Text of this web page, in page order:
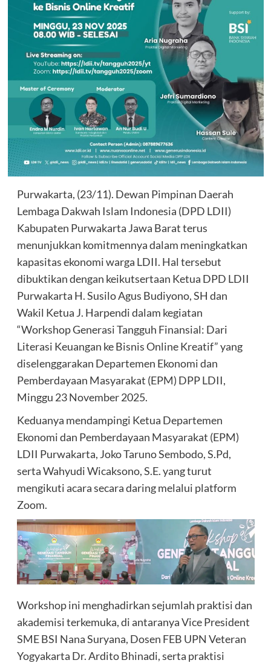
Purwakarta, (23/11). Dewan Pimpinan Daerah
Lembaga Dakwah Islam Indonesia (DPD LDII)
Kabupaten Purwakarta Jawa Barat terus
menunjukkan komitmennya dalam meningkatkan
kapasitas ekonomi warga LDII. Hal tersebut
dibuktikan dengan keikutsertaan Ketua DPD LDII
Purwakarta H. Susilo Agus Budiyono, SH dan
Wakil Ketua J. Harpendi dalam kegiatan
“Workshop Generasi Tangguh Finansial: Dari
Literasi Keuangan ke Bisnis Online Kreatif” yang
diselenggarakan Departemen Ekonomi dan
Pemberdayaan Masyarakat (EPM) DPP LDII,
Minggu 23 November 2025.
Keduanya mendampingi Ketua Departemen
Ekonomi dan Pemberdayaan Masyarakat (EPM)
LDII Purwakarta, Joko Taruno Sembodo, S.Pd,
serta Wahyudi Wicaksono, S.E. yang turut
mengikuti acara secara daring melalui platform
Zoom.
Workshop ini menghadirkan sejumlah praktisi dan
akademisi terkemuka, di antaranya Vice President
SME BSI Nana Suryana, Dosen FEB UPN Veteran
Yogyakarta Dr. Ardito Bhinadi, serta praktisi